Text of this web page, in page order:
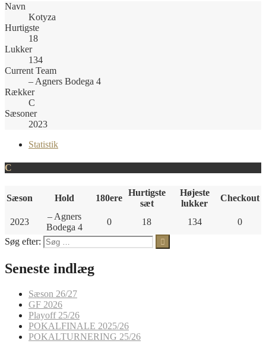
Navn
Kotyza
Hurtigste
18
Lukker
134
Current Team
– Agners Bodega 4
Rækker
C
Sæsoner
2023
Statistik
C
Sæson Hold 180ere
Hurtigste
sæt
Højeste
lukker
Checkout
2023
– Agners
Bodega 4
0 18 134
0
Søg efter:
Seneste indlæg
Sæson 26/27
GF 2026
Playoff 25/26
POKALFINALE 2025/26
POKALTURNERING 25/26